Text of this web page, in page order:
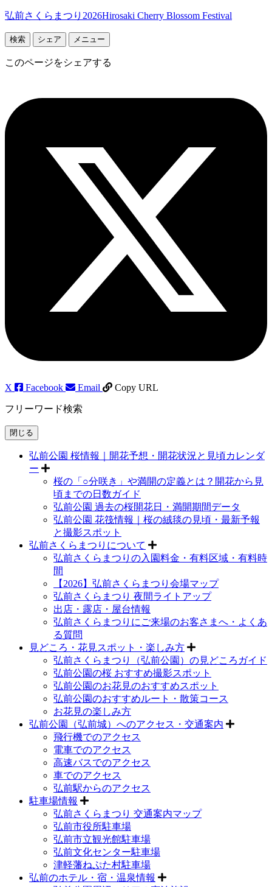
弘前さくらまつり2026Hirosaki Cherry Blossom Festival
検索 シェア メニュー
このページをシェアする
X Facebook Email Copy URL
フリーワード検索
閉じる
弘前公園 桜情報｜開花予想・開花状況と見頃カレンダ
ー
桜の「○分咲き」や満開の定義とは？開花から見
頃までの日数ガイド
弘前公園 過去の桜開花日・満開期間データ
弘前公園 花筏情報｜桜の絨毯の見頃・最新予報
と撮影スポット
弘前さくらまつりについて
弘前さくらまつりの入園料金・有料区域・有料時
間
【2026】弘前さくらまつり会場マップ
弘前さくらまつり 夜間ライトアップ
出店・露店・屋台情報
弘前さくらまつりにご来場のお客さまへ・よくあ
る質問
見どころ・花見スポット・楽しみ方
弘前さくらまつり（弘前公園）の見どころガイド
弘前公園の桜 おすすめ撮影スポット
弘前公園のお花見のおすすめスポット
弘前公園のおすすめルート・散策コース
お花見の楽しみ方
弘前公園（弘前城）へのアクセス・交通案内
飛行機でのアクセス
電車でのアクセス
高速バスでのアクセス
車でのアクセス
弘前駅からのアクセス
駐車場情報
弘前さくらまつり 交通案内マップ
弘前市役所駐車場
弘前市立観光館駐車場
弘前文化センター駐車場
津軽藩ねぷた村駐車場
弘前のホテル・宿・温泉情報